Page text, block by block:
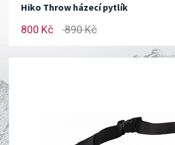
Hiko Throw házecí pytlík
800 Kč 890 Kč